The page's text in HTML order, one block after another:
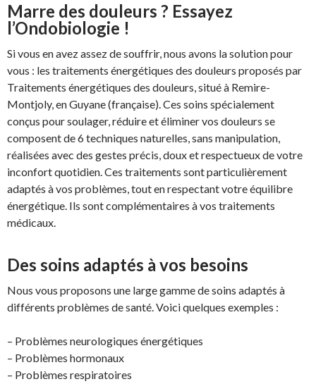
Marre des douleurs ? Essayez
l’Ondobiologie !
Si vous en avez assez de souffrir, nous avons la solution pour
vous : les traitements énergétiques des douleurs proposés par
Traitements énergétiques des douleurs, situé à Remire-
Montjoly, en Guyane (française). Ces soins spécialement
conçus pour soulager, réduire et éliminer vos douleurs se
composent de 6 techniques naturelles, sans manipulation,
réalisées avec des gestes précis, doux et respectueux de votre
inconfort quotidien. Ces traitements sont particulièrement
adaptés à vos problèmes, tout en respectant votre équilibre
énergétique. Ils sont complémentaires à vos traitements
médicaux.
Des soins adaptés à vos besoins
Nous vous proposons une large gamme de soins adaptés à
différents problèmes de santé. Voici quelques exemples :
– Problèmes neurologiques énergétiques
– Problèmes hormonaux
– Problèmes respiratoires